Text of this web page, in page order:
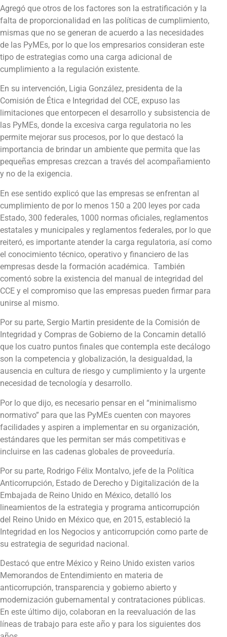
Agregó que otros de los factores son la estratificación y la
falta de proporcionalidad en las políticas de cumplimiento,
mismas que no se generan de acuerdo a las necesidades
de las PyMEs, por lo que los empresarios consideran este
tipo de estrategias como una carga adicional de
cumplimiento a la regulación existente.
En su intervención, Ligia González, presidenta de la
Comisión de Ética e Integridad del CCE, expuso las
limitaciones que entorpecen el desarrollo y subsistencia de
las PyMEs, donde la excesiva carga regulatoria no les
permite mejorar sus procesos, por lo que destacó la
importancia de brindar un ambiente que permita que las
pequeñas empresas crezcan a través del acompañamiento
y no de la exigencia.
En ese sentido explicó que las empresas se enfrentan al
cumplimiento de por lo menos 150 a 200 leyes por cada
Estado, 300 federales, 1000 normas oficiales, reglamentos
estatales y municipales y reglamentos federales, por lo que
reiteró, es importante atender la carga regulatoria, así como
el conocimiento técnico, operativo y financiero de las
empresas desde la formación académica. También
comentó sobre la existencia del manual de integridad del
CCE y el compromiso que las empresas pueden firmar para
unirse al mismo.
Por su parte, Sergio Martin presidente de la Comisión de
Integridad y Compras de Gobierno de la Concamin detalló
que los cuatro puntos finales que contempla este decálogo
son la competencia y globalización, la desigualdad, la
ausencia en cultura de riesgo y cumplimiento y la urgente
necesidad de tecnología y desarrollo.
Por lo que dijo, es necesario pensar en el “minimalismo
normativo” para que las PyMEs cuenten con mayores
facilidades y aspiren a implementar en su organización,
estándares que les permitan ser más competitivas e
incluirse en las cadenas globales de proveeduría.
Por su parte, Rodrigo Félix Montalvo, jefe de la Política
Anticorrupción, Estado de Derecho y Digitalización de la
Embajada de Reino Unido en México, detalló los
lineamientos de la estrategia y programa anticorrupción
del Reino Unido en México que, en 2015, estableció la
Integridad en los Negocios y anticorrupción como parte de
su estrategia de seguridad nacional.
Destacó que entre México y Reino Unido existen varios
Memorandos de Entendimiento en materia de
anticorrupción, transparencia y gobierno abierto y
modernización gubernamental y contrataciones públicas.
En este último dijo, colaboran en la reevaluación de las
líneas de trabajo para este año y para los siguientes dos